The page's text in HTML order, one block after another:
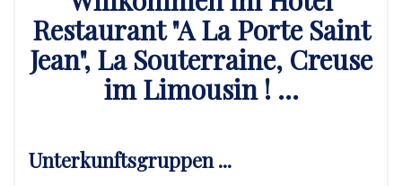
Restaurant "A La Porte Saint
Jean", La Souterraine, Creuse
im Limousin ! ...
Unterkunftsgruppen ...